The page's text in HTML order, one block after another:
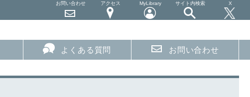
お問い合わせ アクセス MyLibrary サイト内検索 X
よくある質問 お問い合わせ